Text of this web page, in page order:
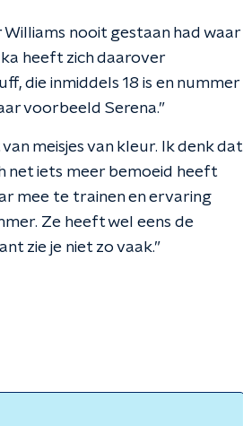
nooit gestaan had waar
heeft zich daarover
die inmiddels 18 is en nummer
voorbeeld Serena.”
meisjes van kleur. Ik denk dat
net iets meer bemoeid heeft
mee te trainen en ervaring
Ze heeft wel eens de
zie je niet zo vaak.”